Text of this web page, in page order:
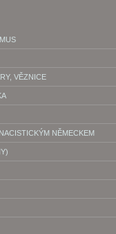
VĚZNICE
NĚMECKEM